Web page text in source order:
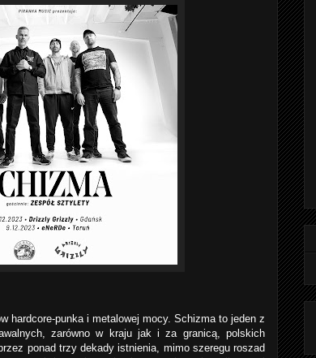
hardcore-punka i metalowej mocy. Schizma to jeden z
zarówno w kraju jak i za granicą, polskich
ponad trzy dekady istnienia, mimo szeregu roszad